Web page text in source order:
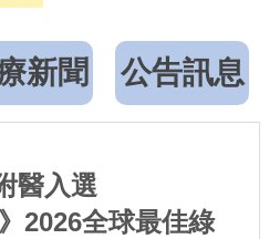
新聞 公告訊息
醫入選
2026全球最佳綠